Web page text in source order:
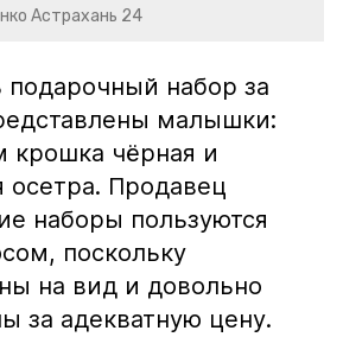
Астрахань 24
набор за
малышки:
крошка чёрная и
осетра. Продавец
наборы пользуются
поскольку
на вид и довольно
за адекватную цену.